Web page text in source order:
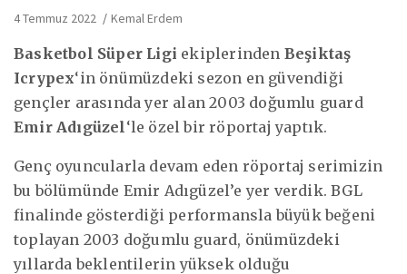
4 Temmuz 2022 Kemal Erdem
Basketbol Süper Ligi ekiplerinden Beşiktaş
Icrypex‘in önümüzdeki sezon en güvendiği
gençler arasında yer alan 2003 doğumlu guard
Emir Adıgüzel ‘le özel bir röportaj yaptık.
Genç oyuncularla devam eden röportaj serimizin
bu bölümünde Emir Adıgüzel’e yer verdik. BGL
finalinde gösterdiği performansla büyük beğeni
toplayan 2003 doğumlu guard, önümüzdeki
yıllarda beklentilerin yüksek olduğu